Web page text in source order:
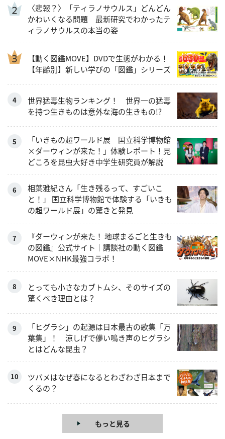
〈悲報？〉「ティラノサウルス」どんどん
かわいくなる問題 最新研究でわかったテ
ィラノサウルスの本当の姿
【動く図鑑MOVE】DVDで生態がわかる！
【年齢別】新しい学びの「図鑑」シリーズ
世界猛毒生物ランキング！ 世界一の猛毒
を持つ生きものは意外な海の生きもの!?
「いきもの超ワールド展 国立科学博物館
×ダーウィンが来た！」体験レポート！見
どころを昆虫大好き中学生研究員が解説
相葉雅紀さん「生き残るって、すごいこ
と！」 国立科学博物館で体験する「いきも
の超ワールド展」の驚きと発見
『ダーウィンが来た！ 地球まるごと生きも
の図鑑』公式サイト｜講談社の動く図鑑
MOVE×NHK最強コラボ！
とっても小さなカブトムシ、そのサイズの
驚くべき理由とは？
「ヒグラシ」の起源は日本最古の歌集「万
葉集」！ 涼しげで儚い鳴き声のヒグラシ
とはどんな昆虫？
ツバメはなぜ春になるとわざわざ日本まで
くるの？
もっと見る